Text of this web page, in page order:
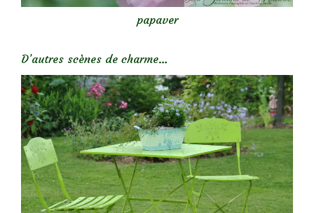
papaver
D’autres scènes de charme…